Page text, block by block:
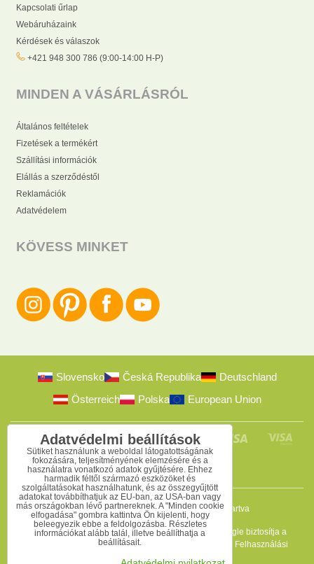
Kapcsolati űrlap
Webáruházaink
Kérdések és válaszok
+421 948 300 786 (9:00-14:00 H-P)
MINDEN A VÁSÁRLÁSRÓL
Általános feltételek
Fizetések a termékért
Szállítási információk
Elállás a szerződéstől
Reklamációk
Adatvédelem
KÖVESS MINKET
Slovensko Česká Republika
Deutschland
Österreich
Polska European Union
2009-2026 © Bomba s.r.o. Minden jog fenntartva
Ez az oldal reCAPTCHA programmal védett, és a Google biztosítja a
védelmet. Érvényesek azAdatvédelmi szabályzat
Felhasználási
Adatvédelmi beállítások
Sütiket használunk a weboldal látogatottságának
fokozására, teljesítményének elemzésére és a
használatra vonatkozó adatok gyűjtésére. Ehhez
harmadik féltől származó eszközöket és
szolgáltatásokat használhatunk, és az összegyűjtött
adatokat továbbíthatjuk az EU-ban, az USA-ban vagy
más országokban lévő partnereknek. A "Minden cookie
elfogadása" gombra kattintva Ön kijelenti, hogy
beleegyezik ebbe a feldolgozásba. Részletes
információkat alább talál, illetve beállíthatja a
beállításait.